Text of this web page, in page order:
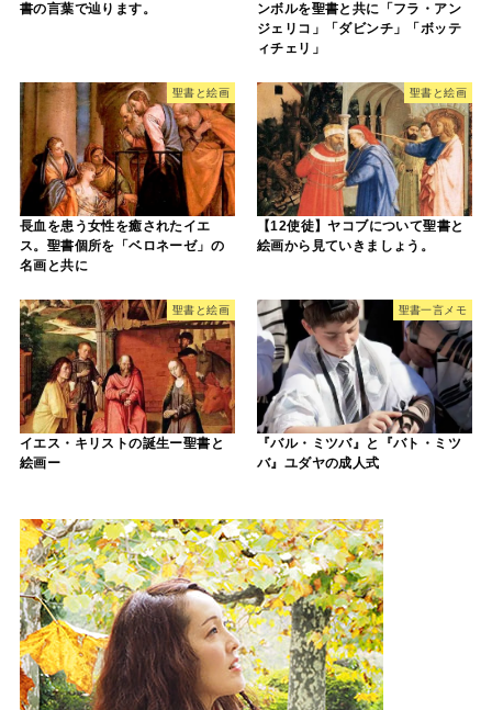
書の言葉で辿ります。
ンボルを聖書と共に「フラ・アン
ジェリコ」「ダビンチ」「ボッテ
ィチェリ」
聖書と絵画
長血を患う女性を癒されたイエ
ス。聖書個所を「ベロネーゼ」の
名画と共に
聖書と絵画
【12使徒】ヤコブについて聖書と
絵画から見ていきましょう。
聖書と絵画
イエス・キリストの誕生ー聖書と
絵画ー
聖書一言メモ
『バル・ミツバ』と『バト・ミツ
バ』ユダヤの成人式